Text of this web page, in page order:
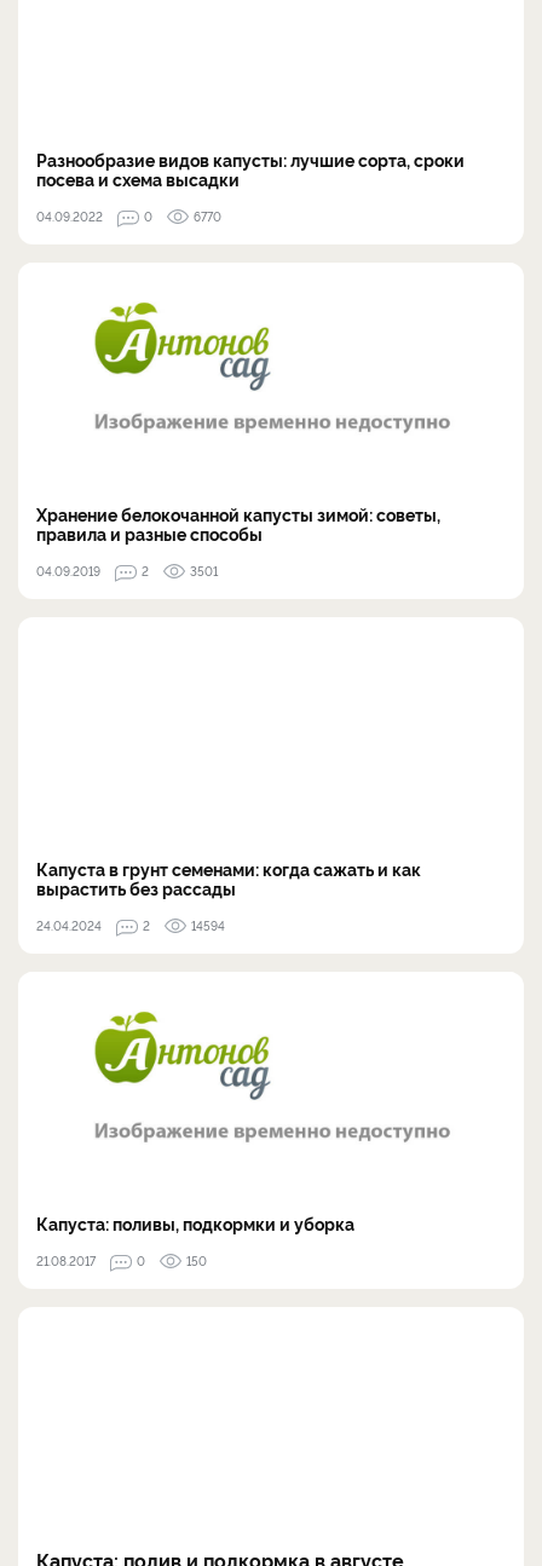
Разнообразие видов капусты: лучшие сорта, сроки
посева и схема высадки
04.09.2022 0 6770
Хранение белокочанной капусты зимой: советы,
правила и разные способы
04.09.2019 2 3501
Капуста в грунт семенами: когда сажать и как
вырастить без рассады
24.04.2024 2 14594
Капуста: поливы, подкормки и уборка
21.08.2017 0 150
Капуста: полив и подкормка в августе